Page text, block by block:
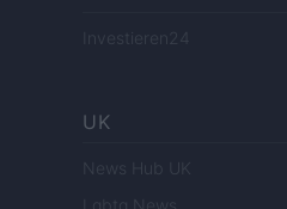
Investieren24
UK
News Hub UK
Lgbtq News